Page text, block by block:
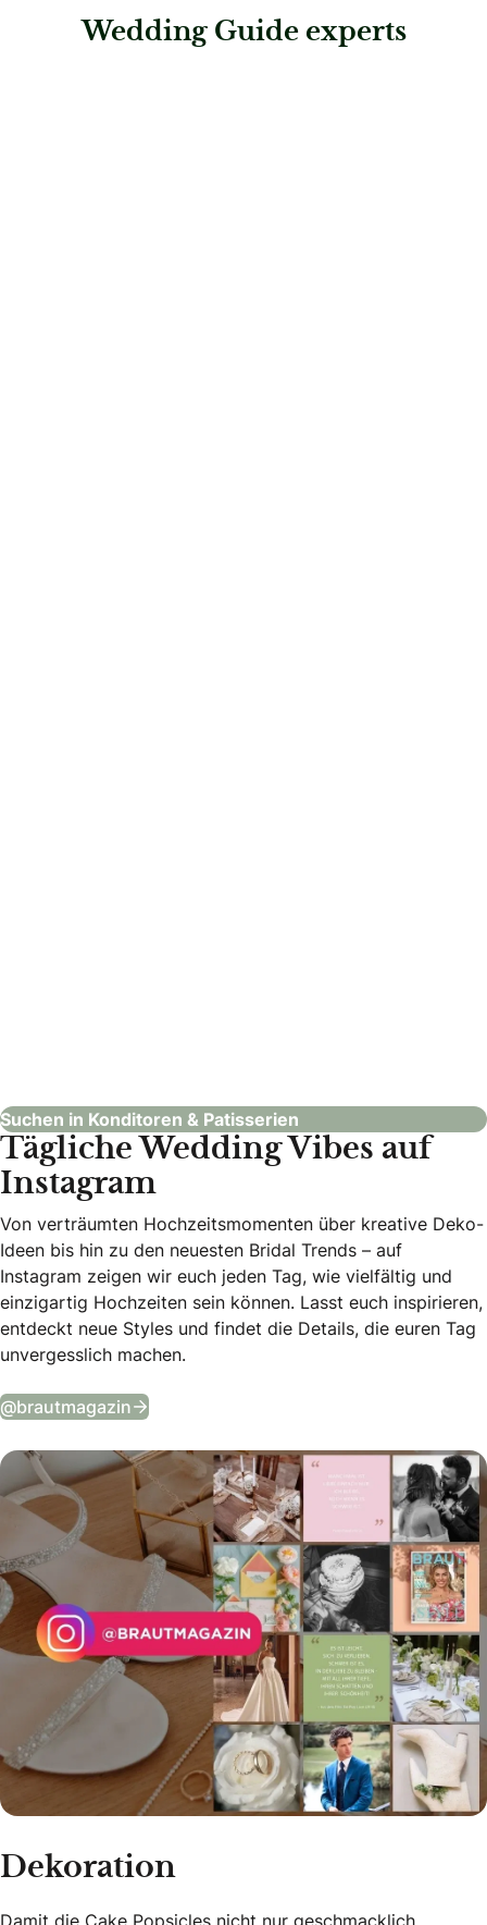
Wedding Guide experts
Suchen in Konditoren & Patisserien
Tägliche Wedding Vibes auf
Instagram
Von verträumten Hochzeitsmomenten über kreative Deko-
Ideen bis hin zu den neuesten Bridal Trends – auf
Instagram zeigen wir euch jeden Tag, wie vielfältig und
einzigartig Hochzeiten sein können. Lasst euch inspirieren,
entdeckt neue Styles und findet die Details, die euren Tag
unvergesslich machen.
@brautmagazin Tägliche Wedding Vibes auf Instagram
Dekoration
Damit die Cake Popsicles nicht nur geschmacklich,